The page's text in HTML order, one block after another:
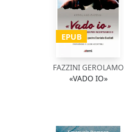
EPUB
FAZZINI GEROLAMO
«VADO IO»